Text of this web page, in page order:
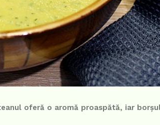
oferă o aromă proaspătă, iar